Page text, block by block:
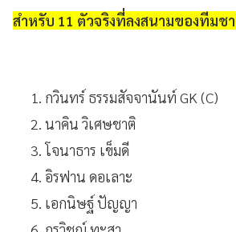
สำหรับ 11 ตัวจริงที่ลงสนามของทีมช
กวินทร์ ธรรมสัจจานันท์ GK (C)
นาคิน วิเศษชาติ
โจนาธาร เข็มดี
อิรฟาน ดอเลาะ
เอกนิษฐ์ ปัญญา